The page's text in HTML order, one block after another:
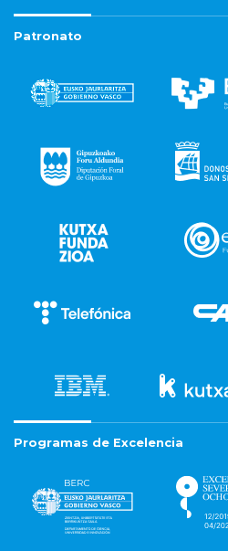
Patronato
Programas de Excelencia